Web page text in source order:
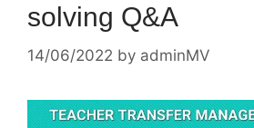
solving Q&A
14/06/2022 by adminMV